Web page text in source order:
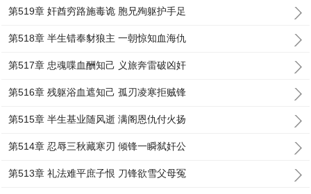
第519章 奸酋穷路施毒诡 胞兄殉躯护手足
第518章 半生错奉豺狼主 一朝惊知血海仇
第517章 忠魂喋血酬知己 义旅奔雷破凶奸
第516章 残躯浴血遮知己 孤刃凌寒拒贼锋
第515章 半生基业随风逝 满阁恩仇付火扬
第514章 忍辱三秋藏寒刃 倾锋一瞬弑奸公
第513章 礼法难平庶子恨 刀锋欲雪父母冤